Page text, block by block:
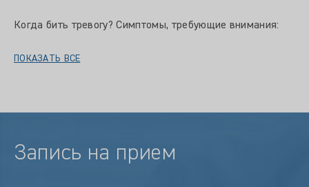
Когда бить тревогу? Симптомы, требующие внимания:
ПОКАЗАТЬ ВСЕ
Запись на прием